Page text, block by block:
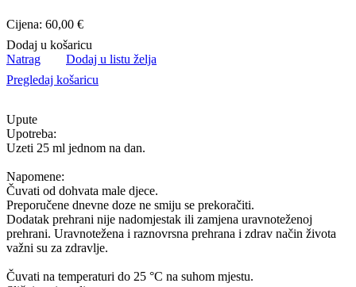
Cijena: 60,00 €
Dodaj u košaricu
Natrag
Dodaj u listu želja
Pregledaj košaricu
Upute
Upotreba:
Uzeti 25 ml jednom na dan.
Napomene:
Čuvati od dohvata male djece.
Preporučene dnevne doze ne smiju se prekoračiti.
Dodatak prehrani nije nadomjestak ili zamjena uravnoteženoj
prehrani. Uravnotežena i raznovrsna prehrana i zdrav način života
važni su za zdravlje.
Čuvati na temperaturi do 25 °C na suhom mjestu.